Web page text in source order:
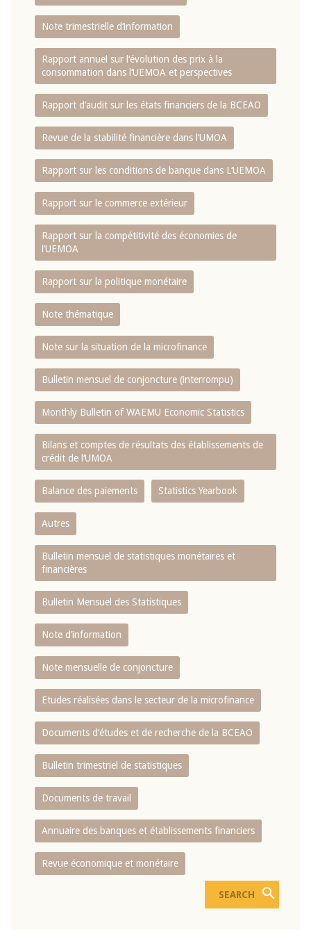
Note trimestrielle d‘information
Rapport annuel sur l‘évolution des prix à la
consommation dans l‘UEMOA et perspectives
Rapport d‘audit sur les états financiers de la BCEAO
Revue de la stabilité financière dans l‘UMOA
Rapport sur les conditions de banque dans L‘UEMOA
Rapport sur le commerce extérieur
Rapport sur la compétitivité des économies de
l‘UEMOA
Rapport sur la politique monétaire
Note thématique
Note sur la situation de la microfinance
Bulletin mensuel de conjoncture (interrompu)
Monthly Bulletin of WAEMU Economic Statistics
Bilans et comptes de résultats des établissements de
crédit de l‘UMOA
Balance des paiements Statistics Yearbook
Autres
Bulletin mensuel de statistiques monétaires et
financières
Bulletin Mensuel des Statistiques
Note d’information
Note mensuelle de conjoncture
Etudes réalisées dans le secteur de la microfinance
Documents d’études et de recherche de la BCEAO
Bulletin trimestriel de statistiques
Documents de travail
Annuaire des banques et établissements financiers
Revue économique et monétaire